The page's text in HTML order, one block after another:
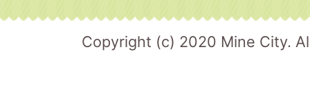
Copyright (c) 2020 Mine City.